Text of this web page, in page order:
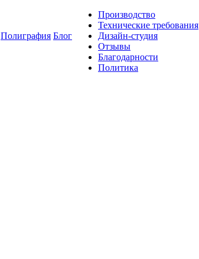
Полиграфия Блог
Производство
Технические требования
Дизайн-студия
Отзывы
Благодарности
Политика